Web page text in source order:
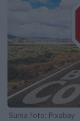
Sursa foto: Pixabay